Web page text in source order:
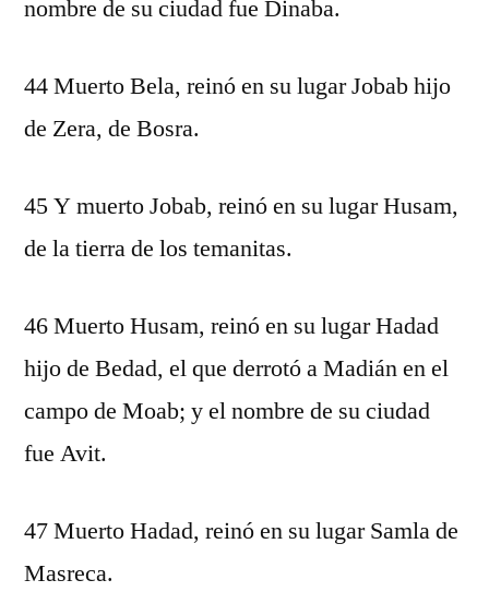
nombre de su ciudad fue Dinaba.
44 Muerto Bela, reinó en su lugar Jobab hijo
de Zera, de Bosra.
45 Y muerto Jobab, reinó en su lugar Husam,
de la tierra de los temanitas.
46 Muerto Husam, reinó en su lugar Hadad
hijo de Bedad, el que derrotó a Madián en el
campo de Moab; y el nombre de su ciudad
fue Avit.
47 Muerto Hadad, reinó en su lugar Samla de
Masreca.